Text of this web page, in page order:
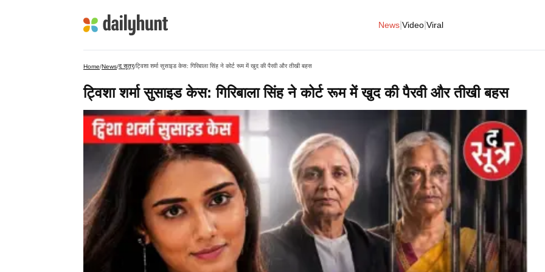
News Video Viral
Home/News/द सूत्र/ट्विशा शर्मा सुसाइड केस: गिरिबाला सिंह ने कोर्ट रूम में खुद की पैरवी और तीखी बहस
ट्विशा शर्मा सुसाइड केस: गिरिबाला सिंह ने कोर्ट रूम में खुद की पैरवी और तीखी बहस